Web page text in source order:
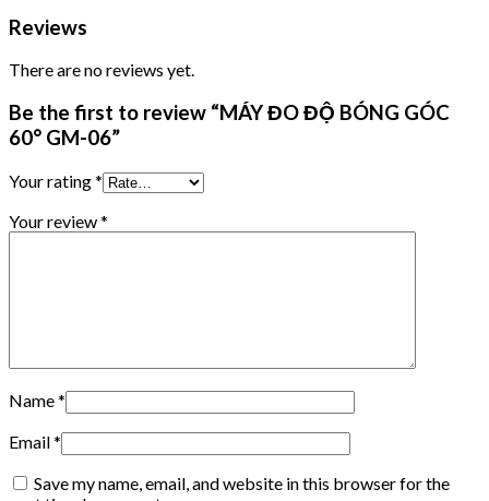
Reviews
There are no reviews yet.
Be the first to review “MÁY ĐO ĐỘ BÓNG GÓC
60° GM-06”
Your rating*
Your review*
Name*
Email*
Save my name, email, and website in this browser for the